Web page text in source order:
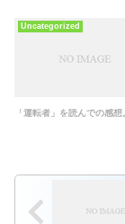
Uncategorized
「運転者」を読んでの感想